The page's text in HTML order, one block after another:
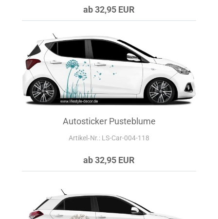
ab 32,95 EUR
Autosticker Pusteblume
Artikel‑Nr.: LS-Car-004-118
ab 32,95 EUR